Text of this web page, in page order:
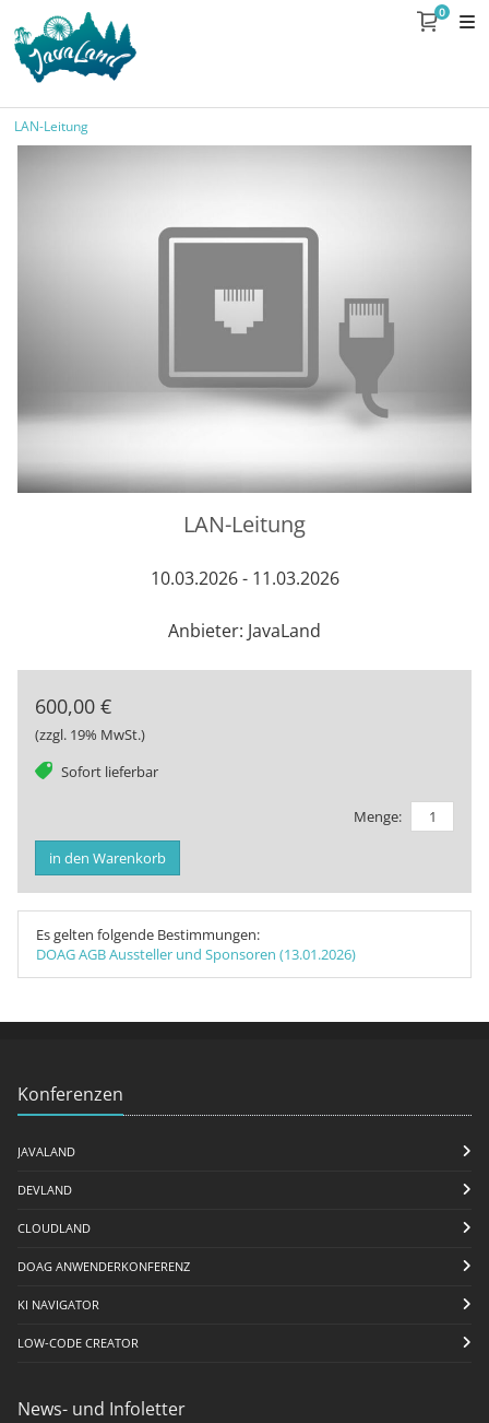
0
LAN-Leitung
LAN-Leitung
10.03.2026 - 11.03.2026
Anbieter: JavaLand
600,00 €
(zzgl. 19% MwSt.)
Sofort lieferbar
tag
Menge:
in den Warenkorb
Es gelten folgende Bestimmungen:
DOAG AGB Aussteller und Sponsoren (13.01.2026)
Konferenzen
JAVALAND
DEVLAND
CLOUDLAND
DOAG ANWENDERKONFERENZ
KI NAVIGATOR
LOW-CODE CREATOR
News- und Infoletter